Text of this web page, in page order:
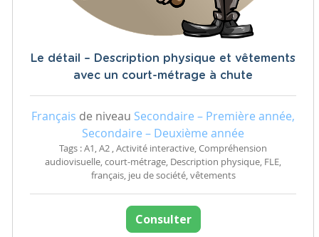
Le détail – Description physique et vêtements
avec un court-métrage à chute
Français de niveau Secondaire – Première année,
Secondaire – Deuxième année
Tags : A1, A2 , Activité interactive, Compréhension
audiovisuelle, court-métrage, Description physique, FLE,
français, jeu de société, vêtements
Consulter